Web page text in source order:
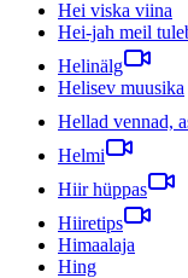
Hei viska viina
Hei-jah meil
Helinälg
Helisev muusika
Hellad vennad,
Helmi
Hiir hüppas
Hiiretips
Himaalaja
Hing